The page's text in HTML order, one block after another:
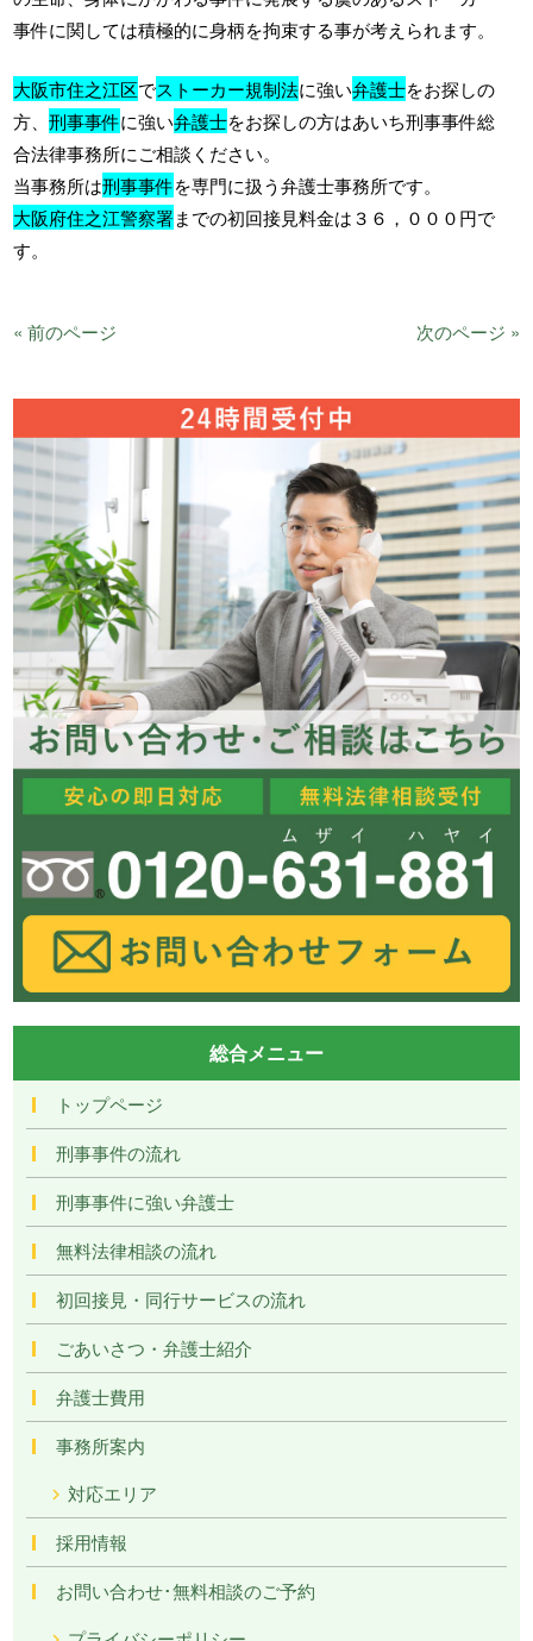
事件に関しては積極的に身柄を拘束する事が考えられます。
大阪市住之江区でストーカー規制法に強い弁護士をお探しの
方、刑事事件に強い弁護士をお探しの方はあいち刑事事件総
合法律事務所にご相談ください。
当事務所は刑事事件を専門に扱う弁護士事務所です。
大阪府住之江警察署までの初回接見料金は３６，０００円で
す。
« 前のページ 次のページ »
総合メニュー
トップページ
刑事事件の流れ
刑事事件に強い弁護士
無料法律相談の流れ
初回接見・同行サービスの流れ
ごあいさつ・弁護士紹介
弁護士費用
事務所案内
対応エリア
採用情報
お問い合わせ･無料相談のご予約